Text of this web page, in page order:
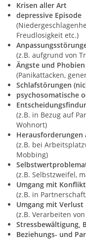
Krisen aller Art
depressive Episode
Freudlosigkeit etc.)
(z.B. aufgrund von
Ängste und Phobien
(Panikattacken,
Schlafstörungen
psychosomatische
(z.B. in Bezug auf
Wohnort)
(z.B. bei
Mobbing)
(z.B. Selbstzweifel,
Umgang mit
(z.B. in
Umgang mit Verlust
(z.B. Verarbeiten
Stressbewältigung,
Beziehungs- und